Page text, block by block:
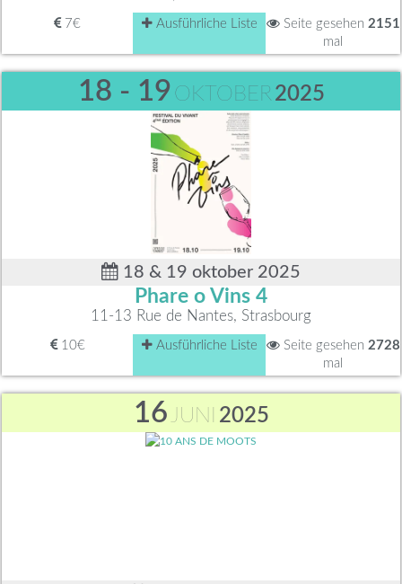
7€ Ausführliche Liste Seite gesehen 2151
mal
18 - 19 OKTOBER2025
18 & 19 oktober 2025
Phare o Vins 4
11-13 Rue de Nantes, Strasbourg
10€ Ausführliche Liste Seite gesehen 2728
mal
16JUNI 2025